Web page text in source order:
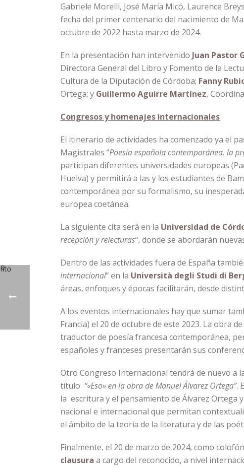
Gabriele Morelli, José María Micó, Laurence
fecha del primer centenario del nacimiento de
octubre de 2022 hasta marzo de 2024.
En la presentación han intervenido Juan Pastor
Directora General del Libro y Fomento de la
Cultura de la Diputación de Córdoba; Fanny
Ortega; y Guillermo Aguirre Martínez,
Congresos y homenajes internacionales
El itinerario de actividades ha comenzado ya el
Magistrales “Poesía española contemporánea. la
participan diferentes universidades europeas
Huelva) y permitirá a las y los estudiantes de
contemporánea por su formalismo, su
europea coetánea.
La siguiente cita será en la Universidad de
recepción y relecturas“, donde se abordarán
Dentro de las actividades fuera de España
internacional” en la Università degli Studi di
áreas, enfoques y épocas facilitarán, desde
A los eventos internacionales hay que sumar
Francia) el 20 de octubre de este 2023. La obra
traductor de poesía francesa contemporánea,
españoles y franceses presentarán sus
Otro Congreso Internacional tendrá de nuevo a
título “«Eso» en la obra de Manuel Álvarez Ortega”.
la escritura y el pensamiento de Álvarez Ortega
nacional e internacional que permitan
el ámbito de la teoría de la literatura y de las
Finalmente, el 20 de marzo de 2024, como
clausura a cargo del reconocido, a nivel